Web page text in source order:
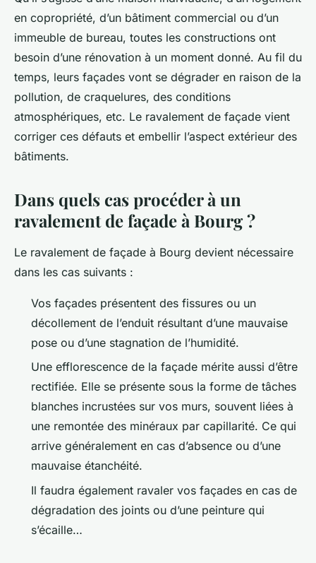
en copropriété, d’un bâtiment commercial ou d’un
immeuble de bureau, toutes les constructions ont
besoin d’une rénovation à un moment donné. Au fil du
temps, leurs façades vont se dégrader en raison de la
pollution, de craquelures, des conditions
atmosphériques, etc. Le ravalement de façade vient
corriger ces défauts et embellir l’aspect extérieur des
bâtiments.
Dans quels cas procéder à un
ravalement de façade à Bourg ?
Le ravalement de façade à Bourg devient nécessaire
dans les cas suivants :
Vos façades présentent des fissures ou un
décollement de l’enduit résultant d’une mauvaise
pose ou d’une stagnation de l’humidité.
Une efflorescence de la façade mérite aussi d’être
rectifiée. Elle se présente sous la forme de tâches
blanches incrustées sur vos murs, souvent liées à
une remontée des minéraux par capillarité. Ce qui
arrive généralement en cas d’absence ou d’une
mauvaise étanchéité.
Il faudra également ravaler vos façades en cas de
dégradation des joints ou d’une peinture qui
s’écaille…